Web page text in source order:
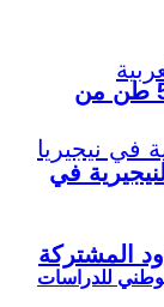
للدراسات
تقرير استقصائي: الكونغو صدرت 500 طن من
في
المشتركة